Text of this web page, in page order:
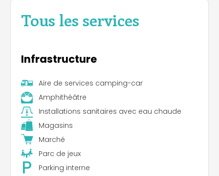
Tous les services
Infrastructure
Aire de services camping-car
Amphithéâtre
Installations sanitaires avec eau chaude
Magasins
Marché
Parc de jeux
Parking interne